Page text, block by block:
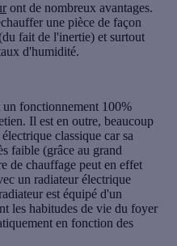
ont de nombreux avantages.
une pièce de façon
fait de l'inertie) et surtout
d'humidité.
un fonctionnement 100%
Il est en outre, beaucoup
classique car sa
faible (grâce au grand
de chauffage peut en effet
un radiateur électrique
est équipé d'un
les habitudes de vie du foyer
en fonction des